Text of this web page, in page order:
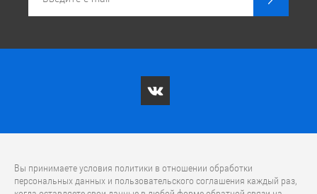
Вы принимаете условия политики в отношении обработки
персональных данных и пользовательского соглашения каждый раз,